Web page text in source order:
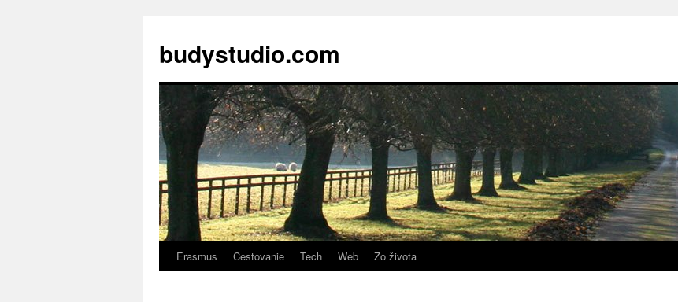
budystudio.com
SkipErasmus Cestovanie Tech Web Zo života